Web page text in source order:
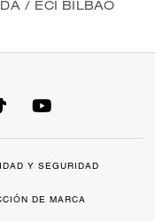
/ ECI BILBAO
Y SEGURIDAD
DE MARCA